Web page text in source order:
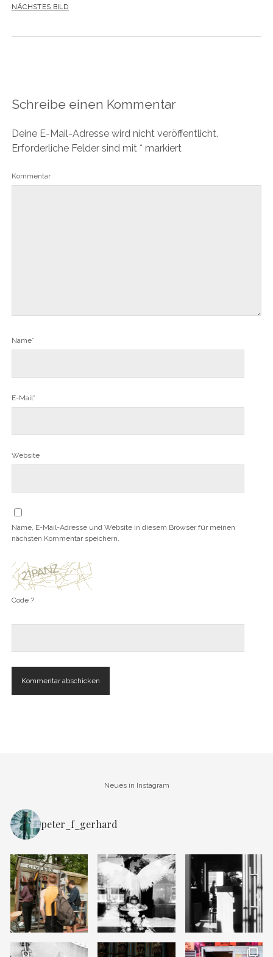
NÄCHSTES BILD
Schreibe einen Kommentar
Deine E-Mail-Adresse wird nicht veröffentlicht.
Erforderliche Felder sind mit * markiert
Kommentar
Name*
E-Mail*
Website
Name, E-Mail-Adresse und Website in diesem Browser für meinen
nächsten Kommentar speichern.
Code ?
Neues in Instagram
peter_f_gerhard